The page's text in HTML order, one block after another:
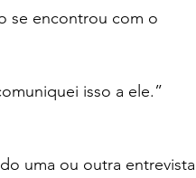
se encontrou com o
isso a ele.”
uma ou outra entrevista